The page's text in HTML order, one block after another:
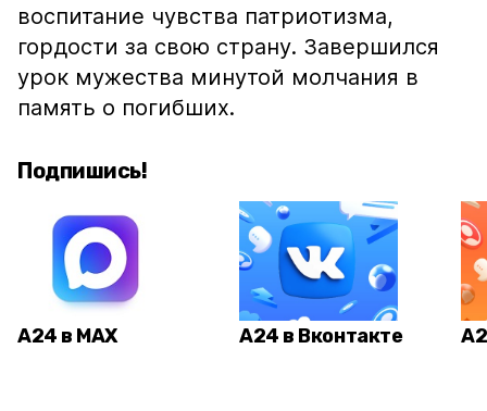
воспитание чувства патриотизма,
гордости за свою страну. Завершился
урок мужества минутой молчания в
память о погибших.
Подпишись!
А24 в MAX А24 в Вконтакте